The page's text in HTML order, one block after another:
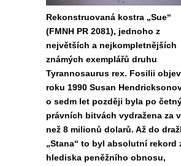
Rekonstruovaná kostra „Sue“
(FMNH PR 2081), jednoho z
největších a nejkompletnějších
známých exemplářů druhu
Tyrannosaurus rex. Fosilii
roku 1990 Susan
o sedm let později byla po
právních bitvách vydražena za
než 8 milionů dolarů. Až do
„Stana“ to byl absolutní rekord
hlediska peněžního obnosu,